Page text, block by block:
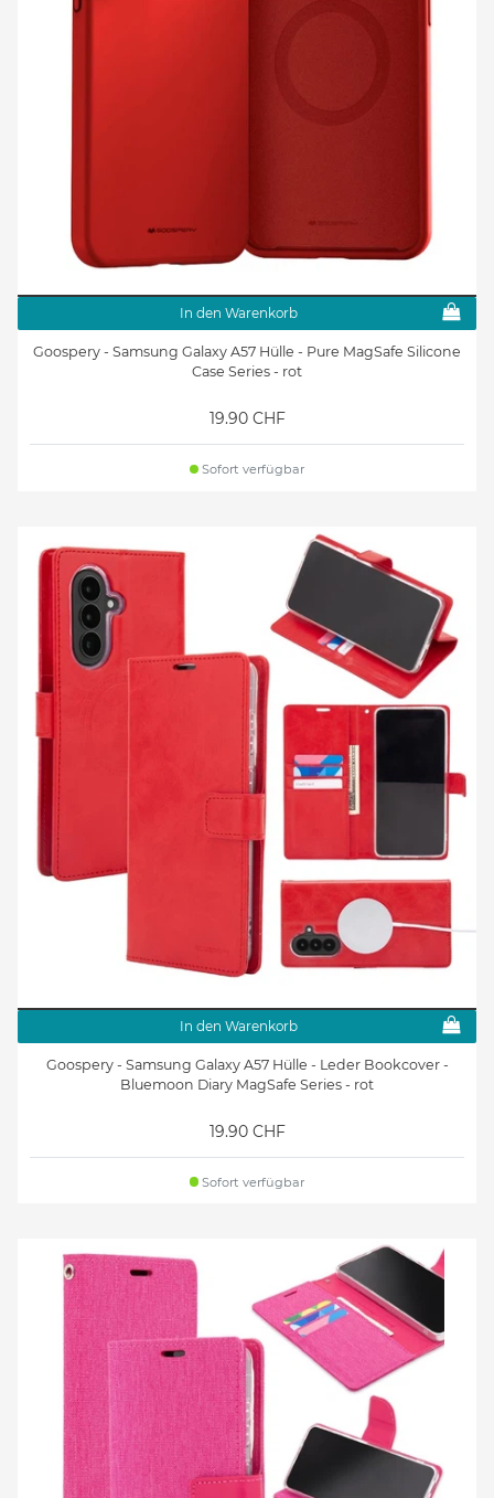
In den Warenkorb
Goospery - Samsung Galaxy A57 Hülle - Pure MagSafe Silicone
Case Series - rot
19.90 CHF
Sofort verfügbar
In den Warenkorb
Goospery - Samsung Galaxy A57 Hülle - Leder Bookcover -
Bluemoon Diary MagSafe Series - rot
19.90 CHF
Sofort verfügbar